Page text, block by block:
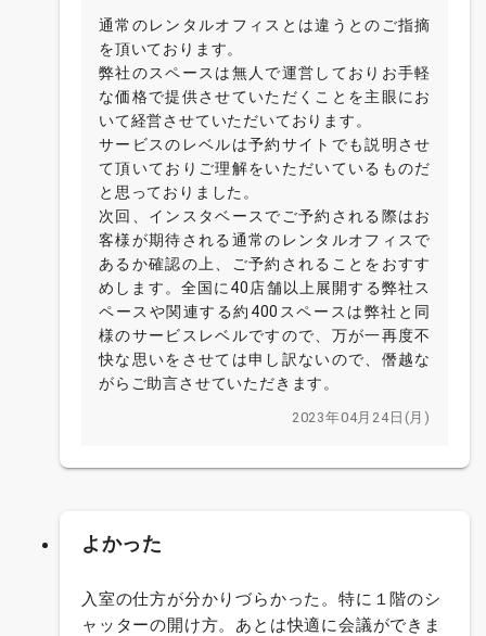
通常のレンタルオフィスとは違うとのご指摘
を頂いております。
弊社のスペースは無人で運営しておりお手軽
な価格で提供させていただくことを主眼にお
いて経営させていただいております。
サービスのレベルは予約サイトでも説明させ
て頂いておりご理解をいただいているものだ
と思っておりました。
次回、インスタベースでご予約される際はお
客様が期待される通常のレンタルオフィスで
あるか確認の上、ご予約されることをおすす
めします。全国に40店舗以上展開する弊社ス
ペースや関連する約400スペースは弊社と同
様のサービスレベルですので、万が一再度不
快な思いをさせては申し訳ないので、僭越な
がらご助言させていただきます。
2023年04月24日(月)
よかった
入室の仕方が分かりづらかった。特に１階のシ
ャッターの開け方。あとは快適に会議ができま